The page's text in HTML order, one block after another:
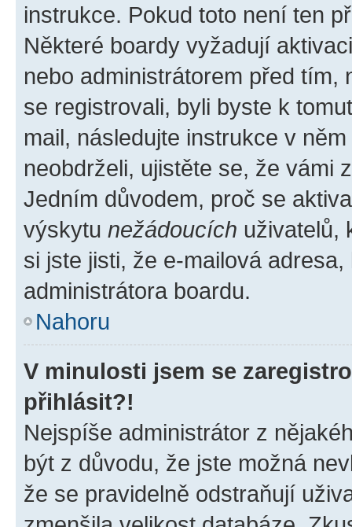
instrukce. Pokud toto není ten
Některé boardy vyžadují
nebo administrátorem před tím,
se registrovali, byli byste k
mail, následujte instrukce v
neobdrželi, ujistěte se, že vámi
Jedním důvodem, proč se
výskytu nežádoucích uživatelů,
si jste jisti, že e-mailová
administrátora boardu.
Nahoru
V minulosti jsem se
přihlásit?!
Nejspíše administrátor z
být z důvodu, že jste možná
že se pravidelně odstraňují